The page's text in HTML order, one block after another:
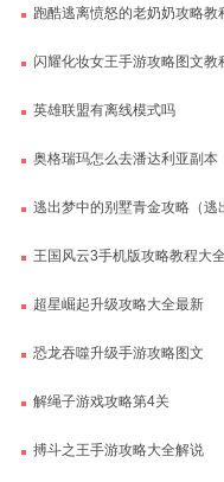
跑酷逃离愤怒的老奶奶攻略教
闪耀化妆女王手游攻略图文教
英雄联盟有离线模式吗
奥格瑞玛怎么去潘达利亚副本
逃出梦中的别墅青金攻略（逃
王国风云3手机版攻略教程大
超星崛起升级攻略大全最新
恐龙吞噬升级手游攻略图文
解绳子游戏攻略第4关
搏斗之王手游攻略大全解说